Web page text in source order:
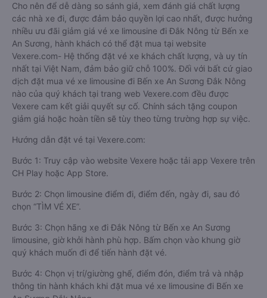
Cho nên để dễ dàng so sánh giá, xem đánh giá chất lượng
các nhà xe đi, được đảm bảo quyền lợi cao nhất, được hưởng
nhiều ưu đãi giảm giá vé xe limousine đi Đắk Nông từ Bến xe
An Sương, hành khách có thể đặt mua tại website
Vexere.com- Hệ thống đặt vé xe khách chất lượng, và uy tín
nhất tại Việt Nam, đảm bảo giữ chỗ 100%. Đối với bất cứ giao
dịch đặt mua vé xe limousine đi Bến xe An Sương Đắk Nông
nào của quý khách tại trang web Vexere.com đều được
Vexere cam kết giải quyết sự cố. Chính sách tặng coupon
giảm giá hoặc hoàn tiền sẽ tùy theo từng trường hợp sự việc.
Hướng dẫn đặt vé tại Vexere.com:
Bước 1: Truy cập vào website Vexere hoặc tải app Vexere trên
CH Play hoặc App Store.
Bước 2: Chọn limousine điểm đi, điểm đến, ngày đi, sau đó
chọn “TÌM VÉ XE”.
Bước 3: Chọn hãng xe đi Đắk Nông từ Bến xe An Sương
limousine, giờ khởi hành phù hợp. Bấm chọn vào khung giờ
quý khách muốn đi để tiến hành đặt vé.
Bước 4: Chọn vị trí/giường ghế, điểm đón, điểm trả và nhập
thông tin hành khách khi đặt mua vé xe limousine đi Bến xe